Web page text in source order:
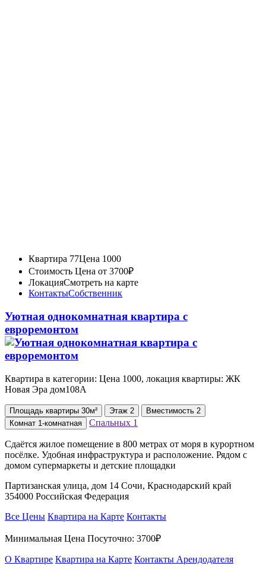
Квартира 77Цена 1000
Стоимость Цена от 3700₽
ЛокацияСмотреть на карте
КонтактыСобственник
Уютная однокомнатная квартира с
евроремонтом
Квартира в категории: Цена 1000, локация квартиры: ЖК
Новая Эра дом108А
Площадь квартиры 30м² Этаж 2 Вместимость 2
Комнат 1-комнатная Спальных 1
Сдаётся жилое помещение в 800 метрах от моря в курортном
посёлке. Удобная инфраструктура и расположение. Рядом с
домом супермаркеты и детские площадки
Партизанская улица, дом 14 Сочи, Краснодарский край
354000 Российская Федерация
Все Цены Квартира на Карте Контакты
Минимальная Цена Посуточно: 3700₽
О Квартире Квартира на Карте Контакты Арендодателя